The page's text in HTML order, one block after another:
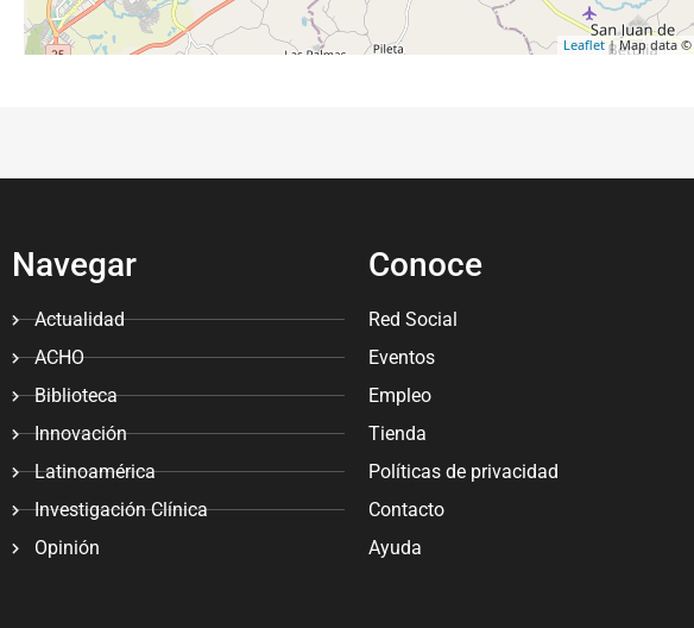
Leaflet| Map data ©
Navegar
Actualidad
ACHO
Biblioteca
Innovación
Latinoamérica
Investigación Clínica
Opinión
Conoce
Red Social
Eventos
Empleo
Tienda
Políticas de privacidad
Contacto
Ayuda